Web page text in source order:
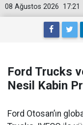
17:21
08 Ağustos 2026
Ford Trucks
Nesil Kabin
Ford Otosan’ın